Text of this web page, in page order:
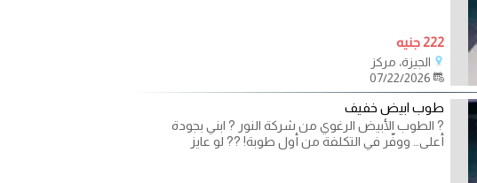
222 جنيه
الجيزة، مركز
طوب ابيض خفيف
? الطوب الأبيض الرغوي من شركة النور ? ابني بجودة
أعلى… ووفّر في التكلفة من أول طوبة! ??️ لو عايز